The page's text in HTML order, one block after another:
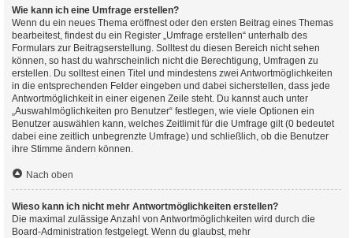
Wie kann ich eine Umfrage erstellen?
Wenn du ein neues Thema eröffnest oder den ersten Beitrag eines Themas
bearbeitest, findest du ein Register „Umfrage erstellen“ unterhalb des
Formulars zur Beitragserstellung. Solltest du diesen Bereich nicht sehen
können, so hast du wahrscheinlich nicht die Berechtigung, Umfragen zu
erstellen. Du solltest einen Titel und mindestens zwei Antwortmöglichkeiten
in die entsprechenden Felder eingeben und dabei sicherstellen, dass jede
Antwortmöglichkeit in einer eigenen Zeile steht. Du kannst auch unter
„Auswahlmöglichkeiten pro Benutzer“ festlegen, wie viele Optionen ein
Benutzer auswählen kann, welches Zeitlimit für die Umfrage gilt (0 bedeutet
dabei eine zeitlich unbegrenzte Umfrage) und schließlich, ob die Benutzer
ihre Stimme ändern können.
Nach oben
Wieso kann ich nicht mehr Antwortmöglichkeiten erstellen?
Die maximal zulässige Anzahl von Antwortmöglichkeiten wird durch die
Board-Administration festgelegt. Wenn du glaubst, mehr